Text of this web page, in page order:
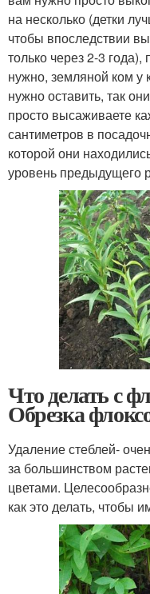
на несколько (детки
чтобы впоследствии
только через 2-3
нужно, земляной ком у
нужно оставить, так
просто высаживаете
сантиметров в
которой они
уровень предыдущего
Что делать с
Обрезка
Удаление стеблей-
за большинством
цветами.
как это делать, чтобы